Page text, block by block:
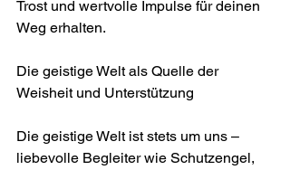
Trost und wertvolle Impulse für deinen
Weg erhalten.
Die geistige Welt als Quelle der
Weisheit und Unterstützung
Die geistige Welt ist stets um uns –
liebevolle Begleiter wie Schutzengel,